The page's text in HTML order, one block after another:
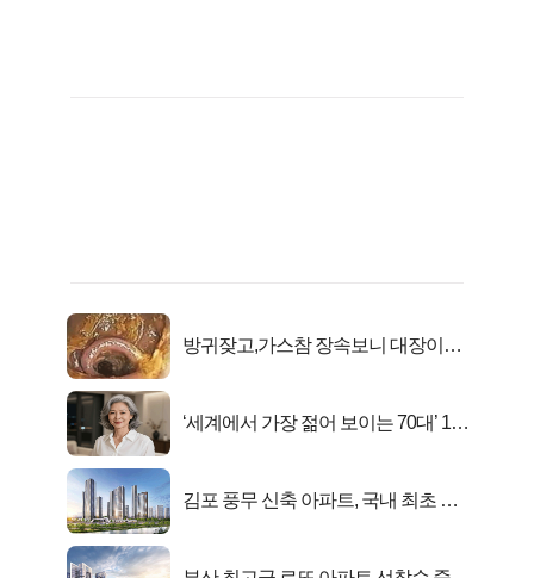
방귀잦고,가스참 장속보니 대장이아
‘세계에서 가장 젊어 보이는 70대’ 1위
김포 풍무 신축 아파트, 국내 최초 반